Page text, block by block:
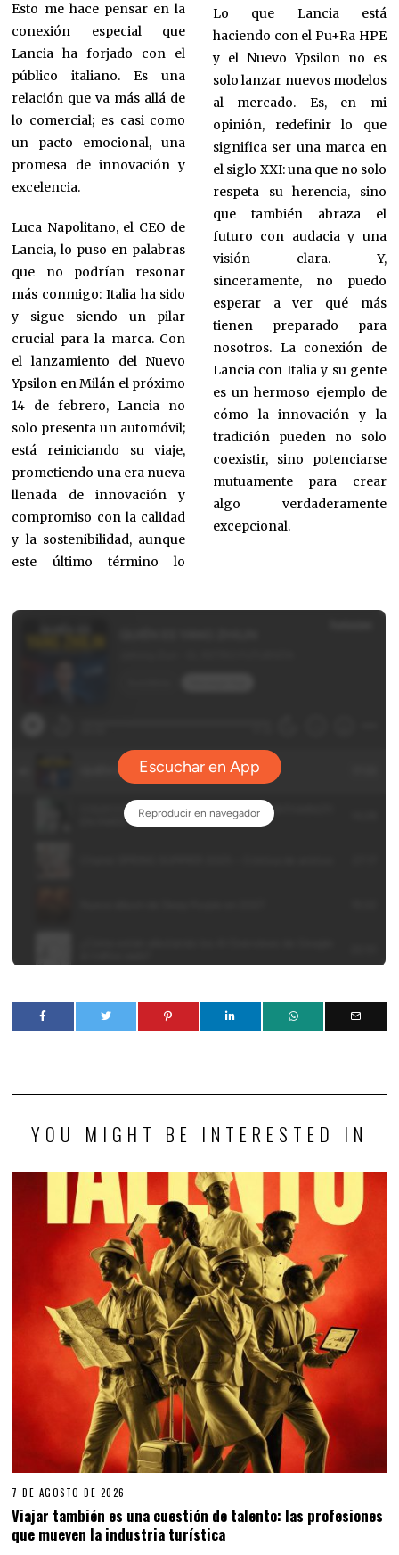
Esto me hace pensar en la
conexión especial que
Lancia ha forjado con el
público italiano. Es una
relación que va más allá de
lo comercial; es casi como
un pacto emocional, una
promesa de innovación y
excelencia.
Luca Napolitano, el CEO de
Lancia, lo puso en palabras
que no podrían resonar
más conmigo: Italia ha sido
y sigue siendo un pilar
crucial para la marca. Con
el lanzamiento del Nuevo
Ypsilon en Milán el próximo
14 de febrero, Lancia no
solo presenta un automóvil;
está reiniciando su viaje,
prometiendo una era nueva
llenada de innovación y
compromiso con la calidad
y la sostenibilidad, aunque
este último término lo
Lo que Lancia está
haciendo con el Pu+Ra HPE
y el Nuevo Ypsilon no es
solo lanzar nuevos modelos
al mercado. Es, en mi
opinión, redefinir lo que
significa ser una marca en
el siglo XXI: una que no solo
respeta su herencia, sino
que también abraza el
futuro con audacia y una
visión clara. Y,
sinceramente, no puedo
esperar a ver qué más
tienen preparado para
nosotros. La conexión de
Lancia con Italia y su gente
es un hermoso ejemplo de
cómo la innovación y la
tradición pueden no solo
coexistir, sino potenciarse
mutuamente para crear
algo verdaderamente
excepcional.
YOU MIGHT BE INTERESTED IN
7 DE AGOSTO DE 2026
Viajar también es una cuestión de talento: las profesiones
que mueven la industria turística